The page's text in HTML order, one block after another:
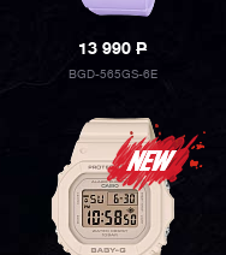
13 990P
BGD-565GS-6E